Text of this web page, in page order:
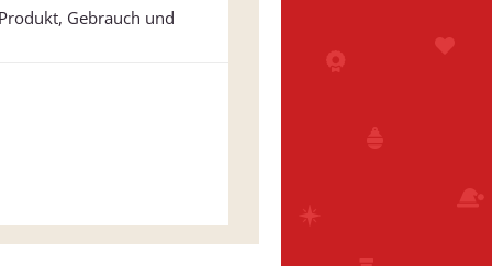
Gebrauch und